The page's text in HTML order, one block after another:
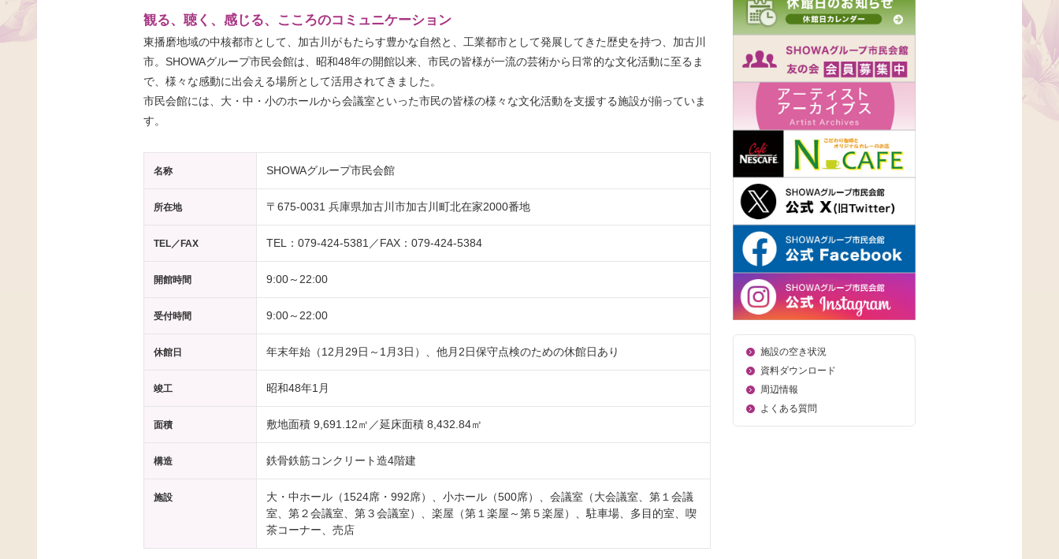
観る、聴く、感じる、こころのコミュニケーション
東播磨地域の中核都市として、加古川がもたらす豊かな自然と、工業都市として発展してきた歴史を持つ、加古川
市。SHOWAグループ市民会館は、昭和48年の開館以来、市民の皆様が一流の芸術から日常的な文化活動に至るま
で、様々な感動に出会える場所として活用されてきました。
市民会館には、大・中・小のホールから会議室といった市民の皆様の様々な文化活動を支援する施設が揃っていま
す。
名称 SHOWAグループ市民会館
所在地 〒675-0031 兵庫県加古川市加古川町北在家2000番地
TEL／FAX TEL：079-424-5381／FAX：079-424-5384
開館時間 9:00～22:00
受付時間 9:00～22:00
休館日 年末年始（12月29日～1月3日）、他月2日保守点検のための休館日あり
竣工 昭和48年1月
面積 敷地面積 9,691.12㎡／延床面積 8,432.84㎡
構造 鉄骨鉄筋コンクリート造4階建
施設
大・中ホール（1524席・992席）、小ホール（500席）、会議室（大会議室、第１会議
室、第２会議室、第３会議室）、楽屋（第１楽屋～第５楽屋）、駐車場、多目的室、喫
茶コーナー、売店
施設の空き状況
資料ダウンロード
周辺情報
よくある質問